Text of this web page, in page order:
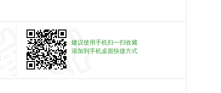
建议使用手机扫一扫收藏
添加到手机桌面快捷方式